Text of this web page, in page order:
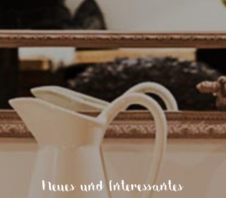
Neues und Interessantes